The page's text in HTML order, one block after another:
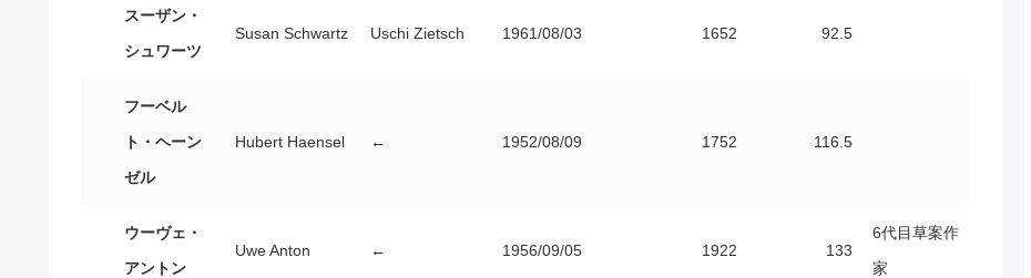
スーザン・
シュワーツ
Susan Schwartz Uschi Zietsch 1961/08/03 1652 92.5
フーベル
ト・ヘーン
ゼル
Hubert Haensel ← 1952/08/09 1752 116.5
ウーヴェ・
アントン
Uwe Anton ← 1956/09/05 1922 133
6代目草案作
家